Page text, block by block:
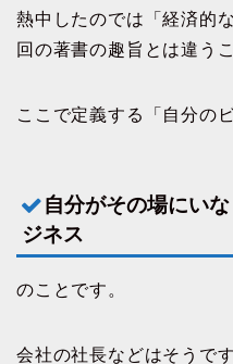
熱中したのでは「経済的
回の著書の趣旨とは違う
ここで定義する「自分の
自分がその場にい
ジネス
のことです。
会社の社長などはそうで